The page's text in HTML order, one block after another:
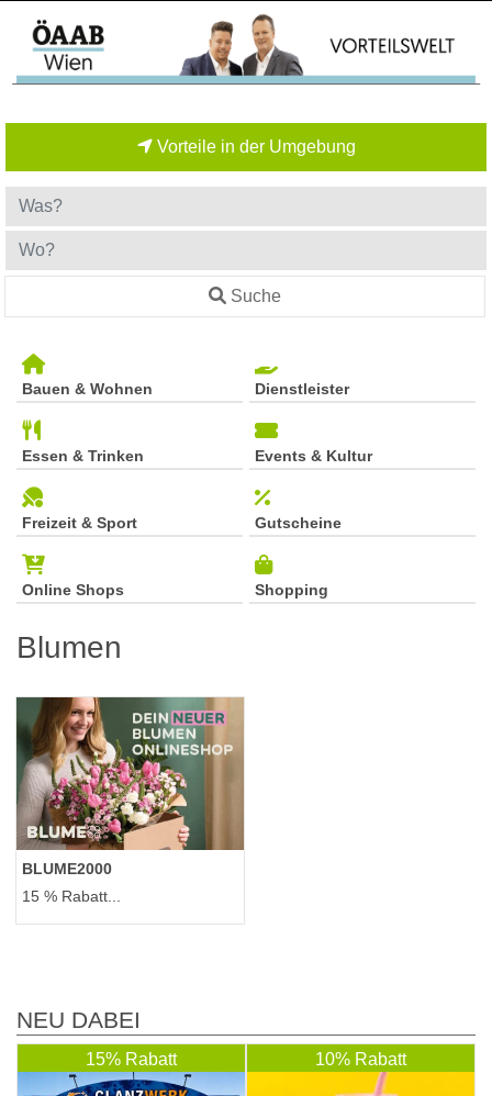
Vorteile in der Umgebung
Suche
Bauen & Wohnen Dienstleister
Essen & Trinken Events & Kultur
Freizeit & Sport Gutscheine
Online Shops Shopping
Blumen
BLUME2000
15 % Rabatt...
NEU DABEI
15% Rabatt 10% Rabatt